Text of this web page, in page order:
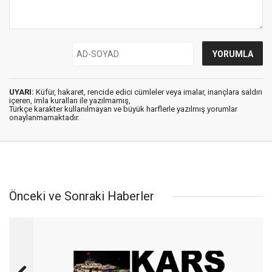
UYARI: Küfür, hakaret, rencide edici cümleler veya imalar, inançlara saldırı
içeren, imla kuralları ile yazılmamış,
Türkçe karakter kullanılmayan ve büyük harflerle yazılmış yorumlar
onaylanmamaktadır.
Önceki ve Sonraki Haberler